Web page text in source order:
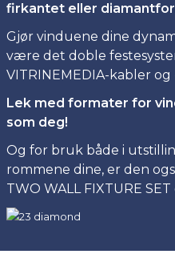
firkantet eller
Gjør vinduene dine
være det doble
VITRINEMEDIA-kabler
Lek med formater for
som deg!
Og for bruk både i
rommene dine, er den
TWO WALL FIXTURE